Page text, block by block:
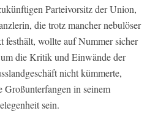
Parteivorsitz der Union,
die trotz mancher nebulöser
festhält, wollte auf Nummer sicher
die Kritik und Einwände der
nicht kümmerte,
Großunterfangen in seinem
sein.